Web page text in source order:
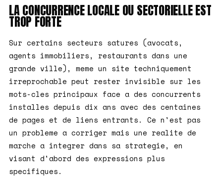
LA CONCURRENCE LOCALE OU SECTORIELLE EST
TROP FORTE
Sur certains secteurs satures (avocats,
agents immobiliers, restaurants dans une
grande ville), meme un site techniquement
irreprochable peut rester invisible sur les
mots-cles principaux face a des concurrents
installes depuis dix ans avec des centaines
de pages et de liens entrants. Ce n'est pas
un probleme a corriger mais une realite de
marche a integrer dans sa strategie, en
visant d'abord des expressions plus
specifiques.